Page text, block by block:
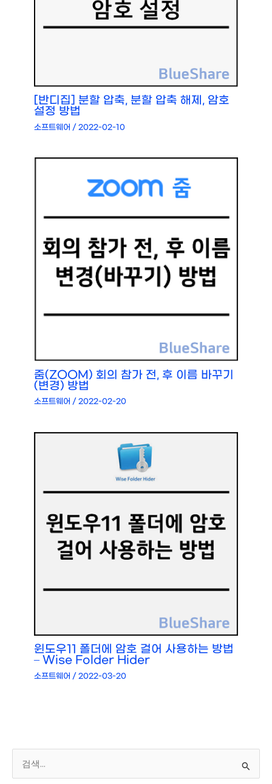
[반디집] 분할 압축, 분할 압축 해제, 암호
설정 방법
소프트웨어 /2022-02-10
줌(ZOOM) 회의 참가 전, 후 이름 바꾸기
(변경) 방법
소프트웨어 /2022-02-20
윈도우11 폴더에 암호 걸어 사용하는 방법
– Wise Folder Hider
소프트웨어 /2022-03-20